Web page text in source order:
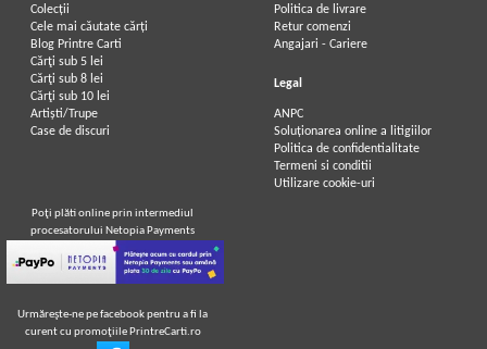
Colecții
Cele mai căutate cărți
Blog Printre Carti
Cărţi sub 5 lei
Cărţi sub 8 lei
Cărţi sub 10 lei
Artiști/Trupe
Case de discuri
Politica de livrare
Retur comenzi
Angajari - Cariere
Legal
ANPC
Soluționarea online a litigiilor
Politica de confidentialitate
Termeni si conditii
Utilizare cookie-uri
Poţi plăti online prin intermediul
procesatorului Netopia Payments
Urmăreşte-ne pe facebook pentru a fi la
curent cu promoţiile PrintreCarti.ro